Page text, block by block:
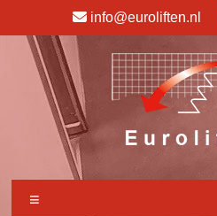
info@euroliften.nl